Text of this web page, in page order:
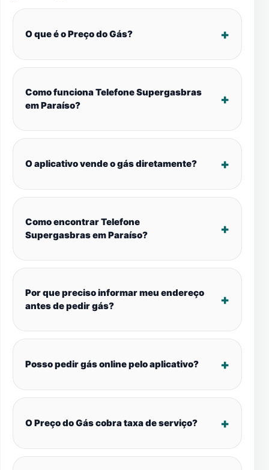
O que é o Preço do Gás?
Como funciona Telefone Supergasbras
em Paraíso?
O aplicativo vende o gás diretamente?
Como encontrar Telefone
Supergasbras em Paraíso?
Por que preciso informar meu endereço
antes de pedir gás?
Posso pedir gás online pelo aplicativo?
O Preço do Gás cobra taxa de serviço?